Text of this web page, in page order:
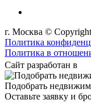
г. Москва © Copyright
Политика
Политика в
Сайт разработан в
Подобрать
Оставьте заявку и